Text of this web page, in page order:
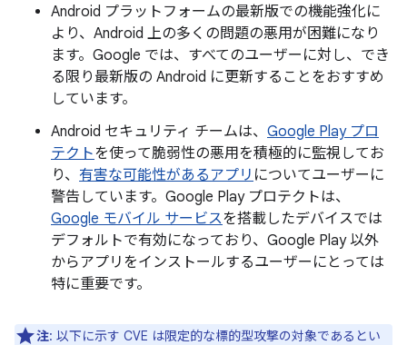
Android プラットフォームの最新版での機能強化に
より、Android 上の多くの問題の悪用が困難になり
ます。Google では、すべてのユーザーに対し、でき
る限り最新版の Android に更新することをおすすめ
しています。
Android セキュリティ チームは、 Google Play プロ
テクトを使って脆弱性の悪用を積極的に監視してお
り、 有害な可能性があるアプリ についてユーザーに
警告しています。Google Play プロテクトは、
Google モバイル サービスを搭載したデバイスでは
デフォルトで有効になっており、Google Play 以外
からアプリをインストールするユーザーにとっては
特に重要です。
注: 以下に示す CVE は限定的な標的型攻撃の対象であるとい